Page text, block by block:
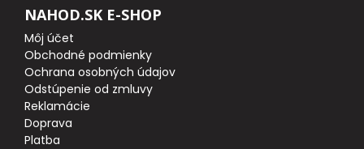
NAHOD.SK E-SHOP
Môj účet
Obchodné podmienky
Ochrana osobných údajov
Odstúpenie od zmluvy
Reklamácie
Doprava
Platba
DOPLNKY K NAVIJAKOM
SPODOVÉ NAVIJAKY
BIŽUTÉRIA